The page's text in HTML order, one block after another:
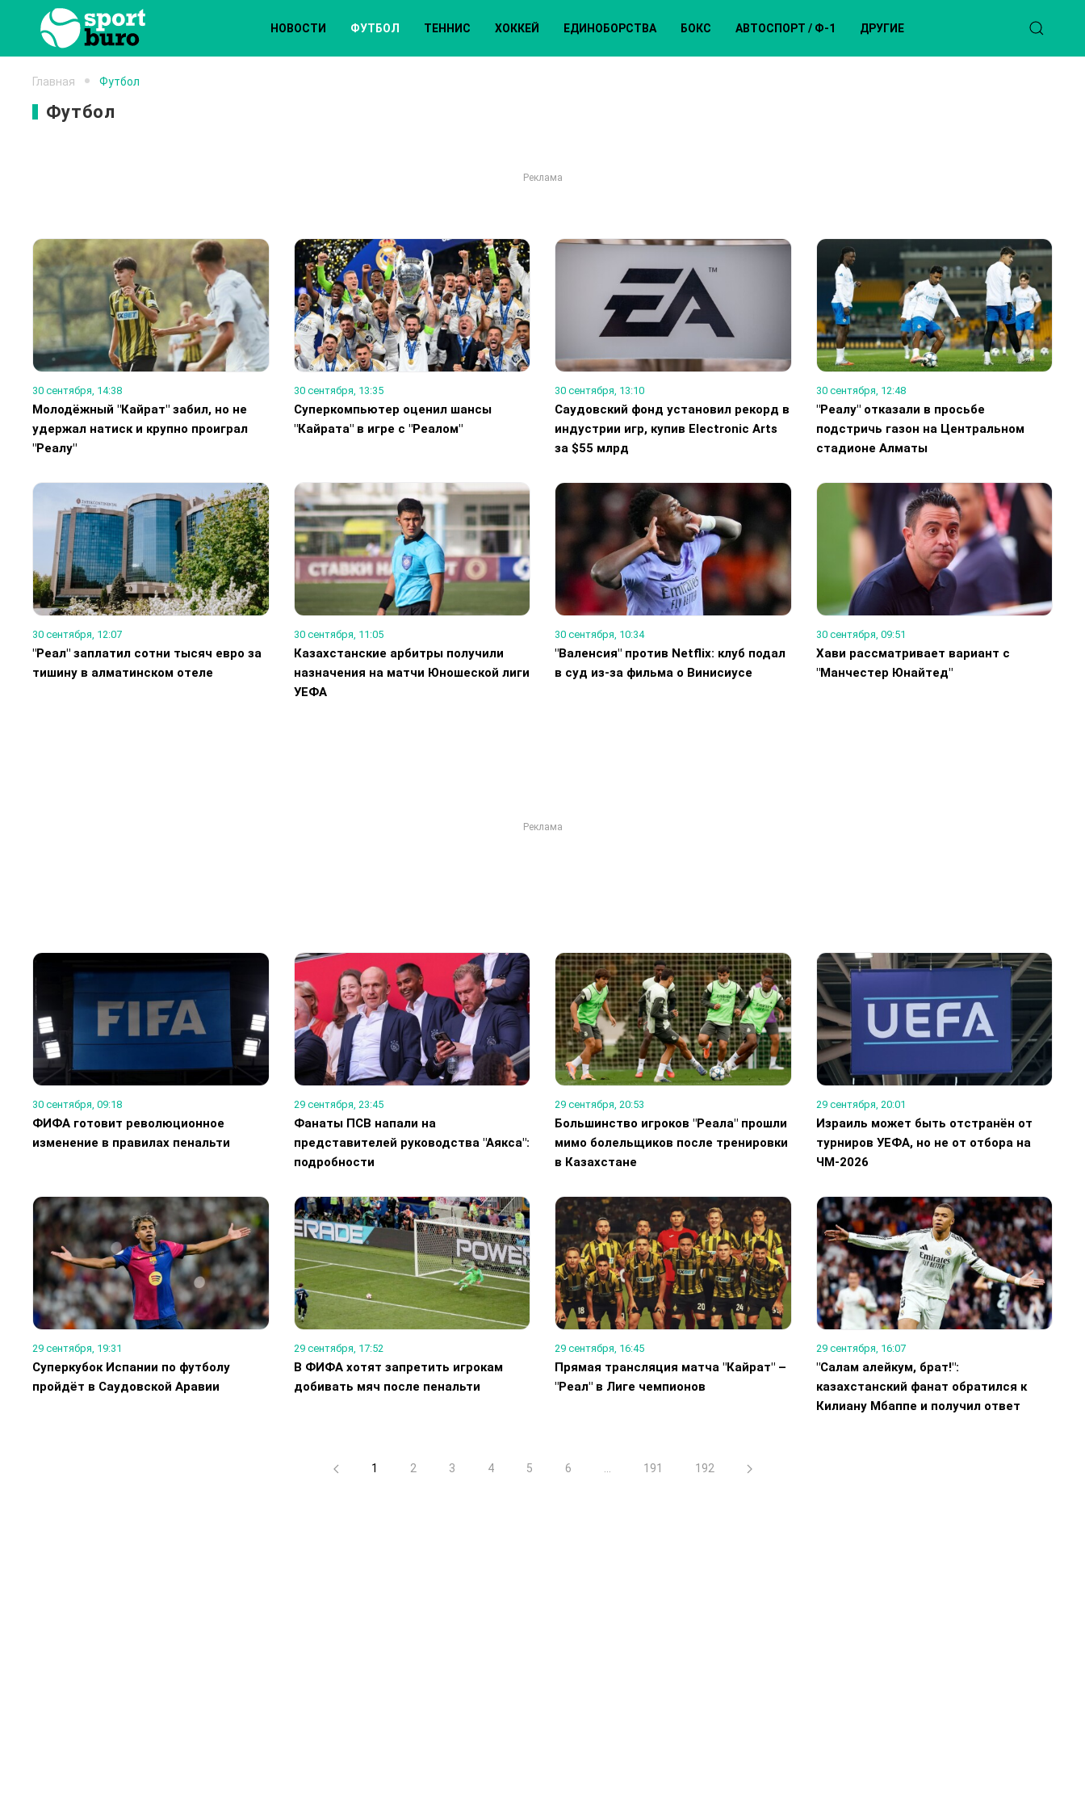
НОВОСТИ ФУТБОЛ ТЕННИС ХОККЕЙ ЕДИНОБОРСТВА БОКС АВТОСПОРТ / Ф-1 ДРУГИЕ
Главная Футбол
Футбол
30 сентября, 14:38
Молодёжный "Кайрат" забил, но не
удержал натиск и крупно проиграл
"Реалу"
30 сентября, 13:35
Суперкомпьютер оценил шансы
"Кайрата" в игре с "Реалом"
30 сентября, 13:10
Саудовский фонд установил рекорд в
индустрии игр, купив Electronic Arts
за $55 млрд
30 сентября, 12:48
"Реалу" отказали в просьбе
подстричь газон на Центральном
стадионе Алматы
30 сентября, 12:07
"Реал" заплатил сотни тысяч евро за
тишину в алматинском отеле
30 сентября, 11:05
Казахстанские арбитры получили
назначения на матчи Юношеской лиги
УЕФА
30 сентября, 10:34
"Валенсия" против Netflix: клуб подал
в суд из-за фильма о Винисиусе
30 сентября, 09:51
Хави рассматривает вариант с
"Манчестер Юнайтед"
30 сентября, 09:18
ФИФА готовит революционное
изменение в правилах пенальти
29 сентября, 23:45
Фанаты ПСВ напали на
представителей руководства "Аякса":
подробности
29 сентября, 20:53
Большинство игроков "Реала" прошли
мимо болельщиков после тренировки
в Казахстане
29 сентября, 20:01
Израиль может быть отстранён от
турниров УЕФА, но не от отбора на
ЧМ-2026
29 сентября, 19:31
Суперкубок Испании по футболу
пройдёт в Саудовской Аравии
29 сентября, 17:52
В ФИФА хотят запретить игрокам
добивать мяч после пенальти
29 сентября, 16:45
Прямая трансляция матча "Кайрат" –
"Реал" в Лиге чемпионов
29 сентября, 16:07
"Салам алейкум, брат!":
казахстанский фанат обратился к
Килиану Мбаппе и получил ответ
1 2 3 4 5 6 191 192